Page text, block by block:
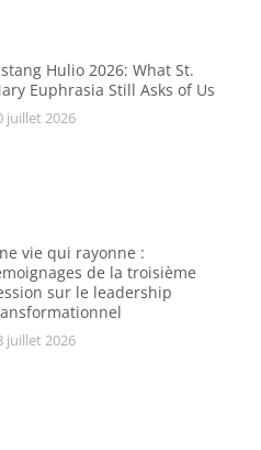
Hulio 2026: What St.
Euphrasia Still Asks of Us
juillet 2026
vie qui rayonne :
de la troisième
sur le leadership
juillet 2026